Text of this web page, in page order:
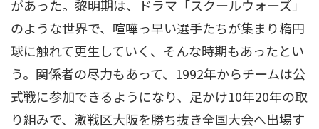
があった。黎明期は、ドラマ「スクールウォーズ」
のような世界で、喧嘩っ早い選手たちが集まり楕円
球に触れて更生していく、そんな時期もあったとい
う。関係者の尽力もあって、1992年からチームは公
式戦に参加できるようになり、足かけ10年20年の取
り組みで、激戦区大阪を勝ち抜き全国大会へ出場す